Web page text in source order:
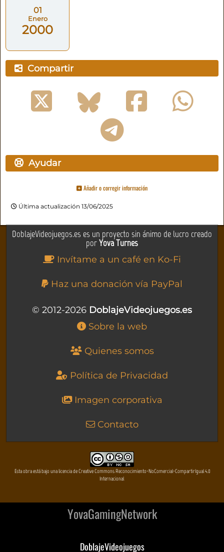
01
Enero
2000
Compartir
Ayudar
Añadir o corregir información
Última actualización 13/06/2025
DoblajeVideojuegos.es es un proyecto sin ánimo de lucro creado
porYova Turnes
Invítame a un café en Ko-Fi
Haz una donación vía PayPal
© 2012-2026 DoblajeVideojuegos.es
Sobre la web
Quienes somos
Política de Privacidad
Imagen corporativa
Contacto
Esta obra está bajo una licencia de Creative Commons Reconocimiento-NoComercial-CompartirIgual 4.0
Internacional
YovaGamingNetwork
DoblajeVideojuegos